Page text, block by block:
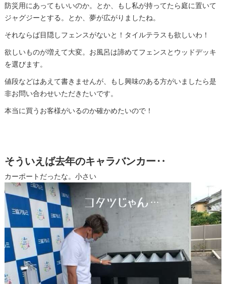
防災用にあってもいいのか。とか、もし私が持ってたら庭に置いて
ジャグジーとする。とか、夢が広がりましたね。
それならば目隠しフェンスがないと！タイルテラスも欲しいわ！
欲しいものが増えて大変。お風呂は諦めてフェンスとウッドデッキ
を選びます。
値段などはあえて書きませんが、もし興味のある方がいましたら是
非お問い合わせいただきたいです。
本当に買うお客様がいるのか確かめたいので！
そういえば去年のキャラバンカー‥
カーポートだったな。小さい